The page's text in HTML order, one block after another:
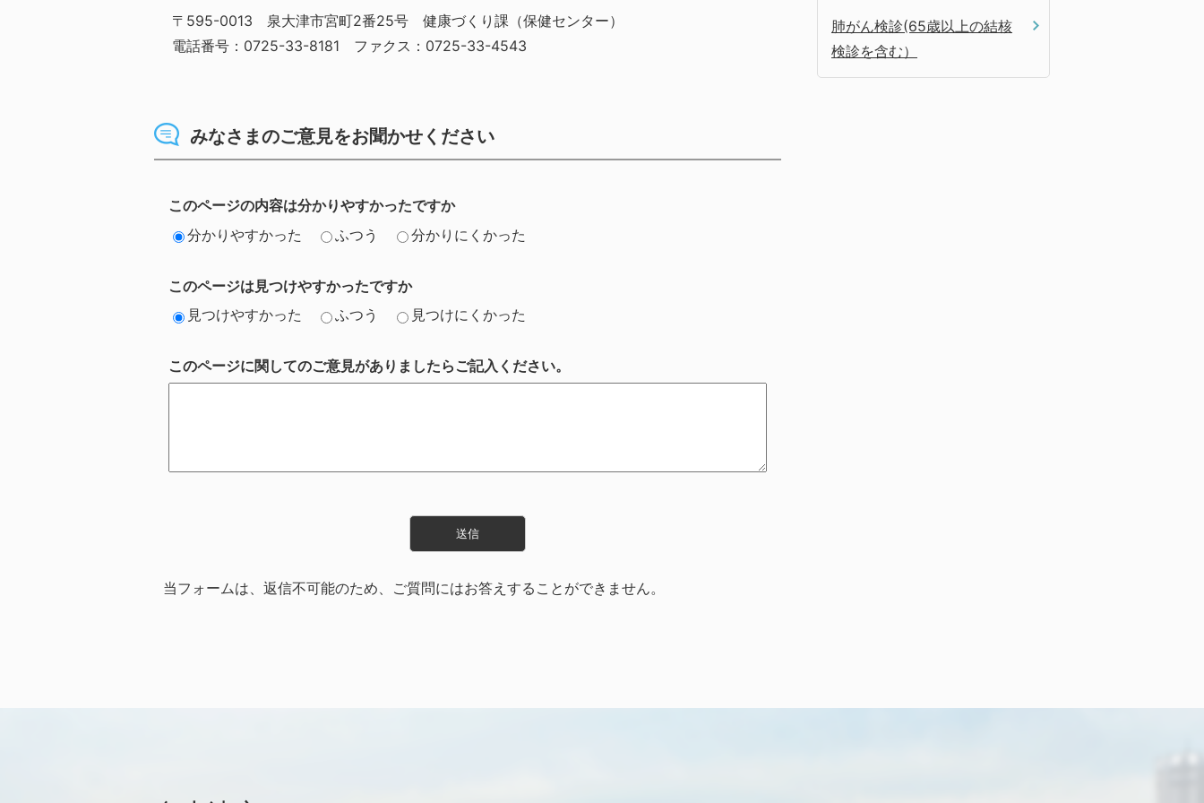
〒595-0013 泉大津市宮町2番25号 健康づくり課（保健センター）
電話番号：0725-33-8181 ファクス：0725-33-4543
みなさまのご意見をお聞かせください
このページの内容は分かりやすかったですか
分かりやすかった
ふつう 分かりにくかった
このページは見つけやすかったですか
見つけやすかった
ふつう 見つけにくかった
このページに関してのご意見がありましたらご記入ください。
当フォームは、返信不可能のため、ご質問にはお答えすることができません。
肺がん検診(65歳以上の結核
検診を含む）